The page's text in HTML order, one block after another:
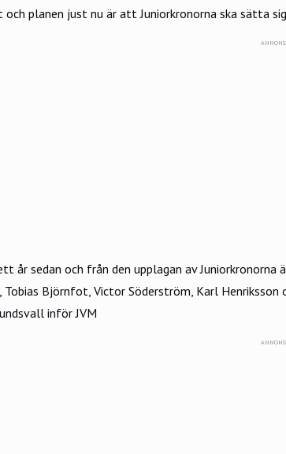
planen just nu är att Juniorkronorna ska sätta
ANNONS
sedan och från den upplagan av Juniorkronorna
Björnfot, Victor Söderström, Karl
inför JVM
ANNONS